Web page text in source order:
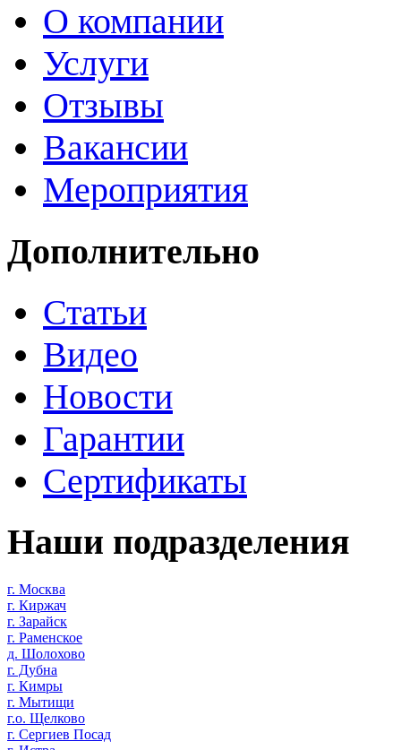
О компании
Услуги
Отзывы
Вакансии
Мероприятия
Дополнительно
Статьи
Видео
Новости
Гарантии
Сертификаты
Наши подразделения
г. Москва
г. Киржач
г. Зарайск
г. Раменское
д. Шолохово
г. Дубна
г. Кимры
г. Мытищи
г.о. Щелково
г. Сергиев Посад